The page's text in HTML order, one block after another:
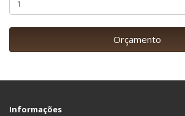
Orçamento
Informações